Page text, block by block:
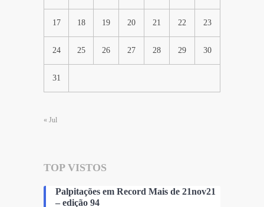
17 18 19 20 21 22 23
24 25 26 27 28 29 30
31
« Jul
TOP VISTOS
Palpitações em Record Mais de 21nov21
– edição 94